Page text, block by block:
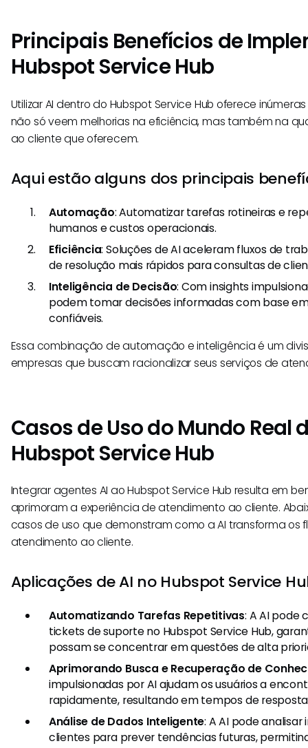
Principais Benefícios de
Hubspot Service Hub
Utilizar AI dentro do Hubspot Service Hub oferece
não só veem melhorias na eficiência, mas também na
ao cliente que oferecem.
Aqui estão alguns dos principais
Automação: Automatizar tarefas rotineiras e
humanos e custos operacionais.
Eficiência: Soluções de AI aceleram fluxos de
de resolução mais rápidos para consultas de
Inteligência de Decisão: Com insights
podem tomar decisões informadas com base
confiáveis.
Essa combinação de automação e inteligência é um
empresas que buscam racionalizar seus serviços de
Casos de Uso do Mundo Real
Hubspot Service Hub
Integrar agentes AI ao Hubspot Service Hub resulta em
aprimoram a experiência de atendimento ao cliente.
casos de uso que demonstram como a AI transforma os
atendimento ao cliente.
Aplicações de AI no Hubspot Service
Automatizando Tarefas Repetitivas: A AI pode
tickets de suporte no Hubspot Service Hub,
possam se concentrar em questões de alta
Aprimorando Busca e Recuperação de
impulsionadas por AI ajudam os usuários a
rapidamente, resultando em tempos de
Análise de Dados Inteligente: A AI pode
clientes para prever tendências futuras,